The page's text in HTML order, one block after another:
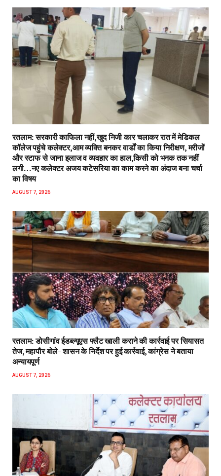
रतलाम: सरकारी काफिला नहीं,खुद निजी कार चलाकर रात में मेडिकल
कॉलेज पहुंचे कलेक्टर,आम व्यक्ति बनकर वार्डों का किया निरीक्षण, मरीजों
और स्टाफ से जाना इलाज व व्यवहार का हाल,किसी को भनक तक नहीं
लगी…नए कलेक्टर अजय कटेसरिया का काम करने का अंदाज बना चर्चा
का विषय
AUGUST 7, 2026
रतलाम: डोसीगांव ईडब्ल्यूएस फ्लैट खाली कराने की कार्रवाई पर सियासत
तेज, महापौर बोले- शासन के निर्देश पर हुई कार्रवाई, कांग्रेस ने बताया
अन्यायपूर्ण
AUGUST 7, 2026